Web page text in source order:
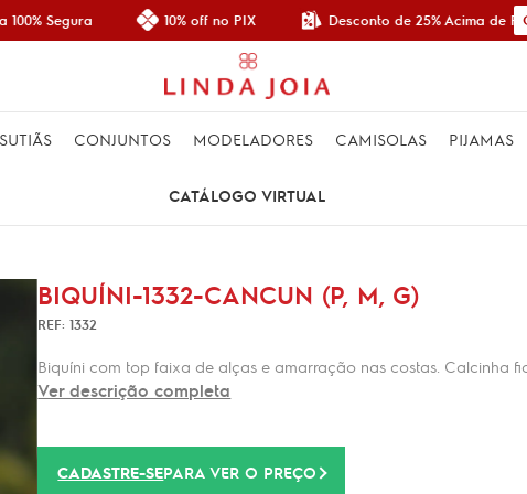
100% Segura 10% off no PIX Desconto de 25% Acima de R$
SUTIÃS CONJUNTOS MODELADORES CAMISOLAS PIJAMAS
CATÁLOGO VIRTUAL
BIQUÍNI-1332-CANCUN (P, M, G)
REF: 1332
Biquíni com top faixa de alças e amarração nas costas. Calcinha
Ver descrição completa
CADASTRE-SEPARA VER O PREÇO